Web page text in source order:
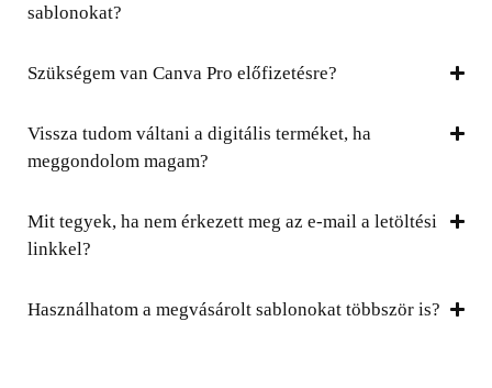
sablonokat?
Szükségem van Canva Pro előfizetésre?
Vissza tudom váltani a digitális terméket, ha
meggondolom magam?
Mit tegyek, ha nem érkezett meg az e-mail a letöltési
linkkel?
Használhatom a megvásárolt sablonokat többször is?